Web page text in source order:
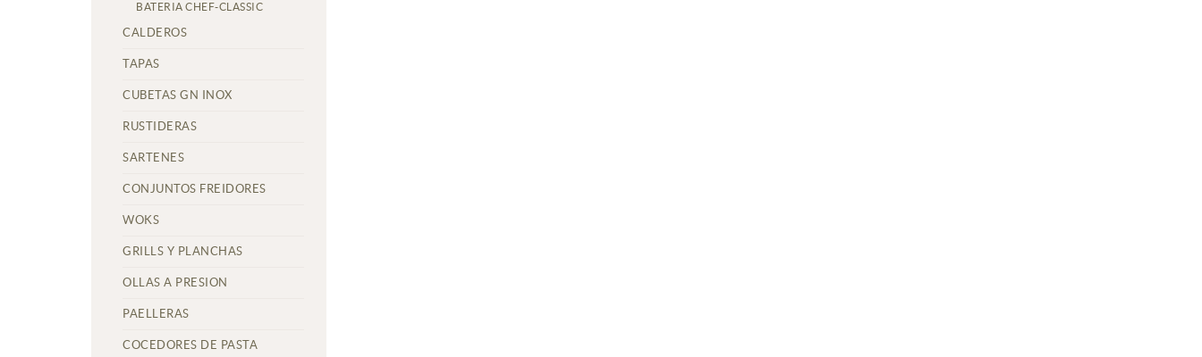
BATERIA CHEF-CLASSIC
CALDEROS
TAPAS
CUBETAS GN INOX
RUSTIDERAS
SARTENES
CONJUNTOS FREIDORES
WOKS
GRILLS Y PLANCHAS
OLLAS A PRESION
PAELLERAS
COCEDORES DE PASTA